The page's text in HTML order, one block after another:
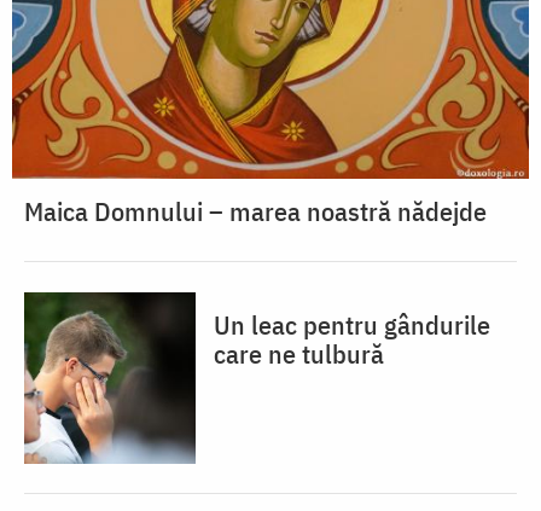
Maica Domnului – marea noastră nădejde
Un leac pentru gândurile
care ne tulbură